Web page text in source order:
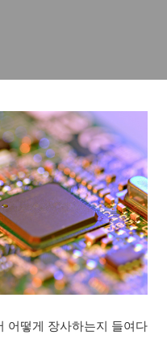
어떻게 장사하는지 들여다